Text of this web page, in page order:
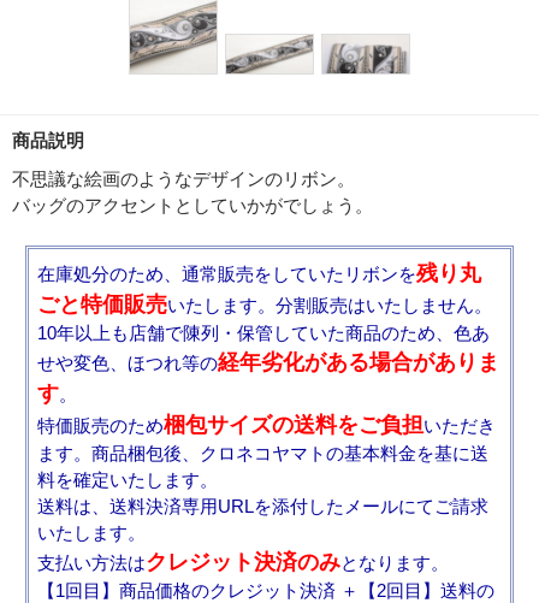
商品説明
不思議な絵画のようなデザインのリボン。
バッグのアクセントとしていかがでしょう。
在庫処分のため、通常販売をしていたリボンを残り丸
ごと特価販売いたします。分割販売はいたしません。
10年以上も店舗で陳列・保管していた商品のため、色あ
せや変色、ほつれ等の経年劣化がある場合がありま
す。
特価販売のため梱包サイズの送料をご負担いただき
ます。商品梱包後、クロネコヤマトの基本料金を基に送
料を確定いたします。
送料は、送料決済専用URLを添付したメールにてご請求
いたします。
支払い方法はクレジット決済のみとなります。
【1回目】商品価格のクレジット決済 ＋【2回目】送料の